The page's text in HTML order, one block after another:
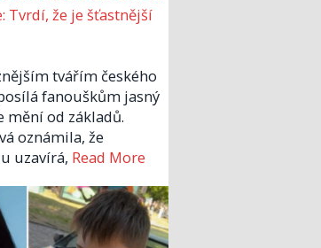
Tvrdí, že je šťastnější
tvářím českého
fanouškům jasný
mění od základů.
oznámila, že
uzavírá, Read More